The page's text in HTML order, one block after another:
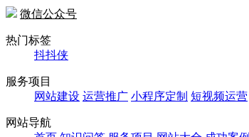
微信公众号
热门标签
抖抖侠
服务项目
网站建设 运营推广 小程序定制 短视频运营
网站导航